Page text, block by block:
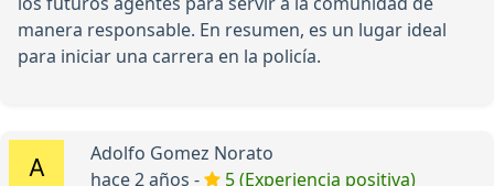
manera responsable. En resumen, es un lugar ideal
para iniciar una carrera en la policía.
Adolfo Gomez Norato
hace 2 años -
5 (Experiencia positiva)